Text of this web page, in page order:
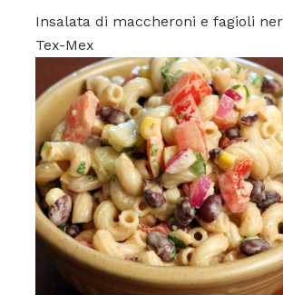
Insalata di maccheroni e fagioli
Tex-Mex